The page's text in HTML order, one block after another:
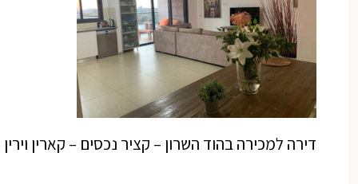
דירה למכירה בהוד השרון – קציר נכסים – קארין